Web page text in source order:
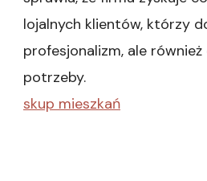
lojalnych klientów, którzy
profesjonalizm, ale również
potrzeby.
skup mieszkań